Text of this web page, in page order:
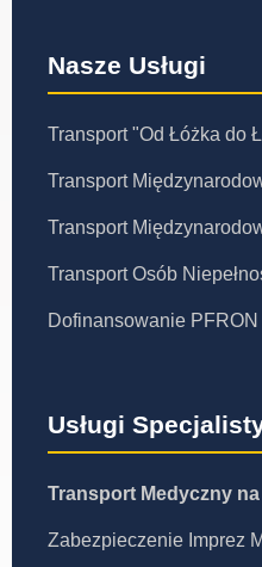
Nasze Usługi
Transport "Od Łóżka do
Transport
Transport
Transport Osób
Dofinansowanie PFRON
Usługi
Transport Medyczny
Zabezpieczenie Imprez